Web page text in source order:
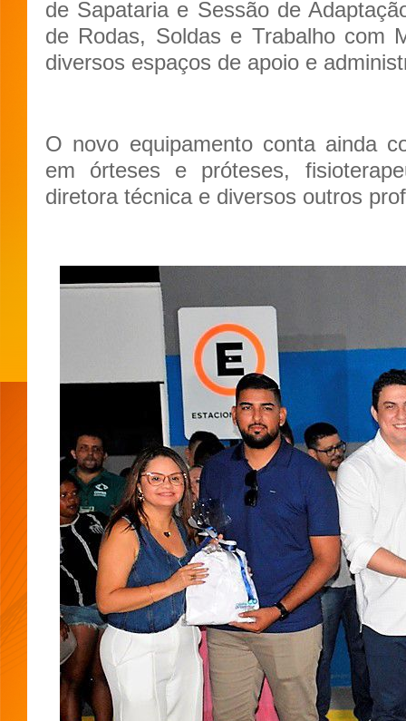
de Sapataria e Sessão de
de Rodas, Soldas e Trabalho com
diversos espaços de apoio e
O novo equipamento conta ainda
em órteses e próteses,
diretora técnica e diversos outros